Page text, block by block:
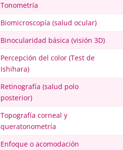
Tonometría
Biomicroscopía (salud ocular)
Binocularidad básica (visión 3D)
Percepción del color (Test de
Ishihara)
Retinografía (salud polo
posterior)
Topografía corneal y
queratonometría
Enfoque o acomodación